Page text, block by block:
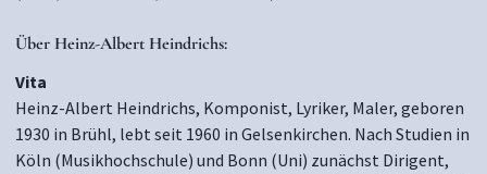
Über Heinz-Albert Heindrichs:
Vita
Heinz-Albert Heindrichs, Komponist, Lyriker, Maler, geboren
1930 in Brühl, lebt seit 1960 in Gelsenkirchen. Nach Studien in
Köln (Musikhochschule) und Bonn (Uni) zunächst Dirigent,